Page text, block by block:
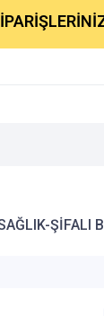
1-
ŞİFALI